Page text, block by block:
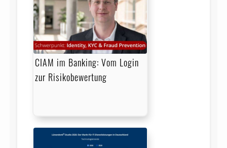
CIAM im Banking: Vom Login
zur Risikobewertung